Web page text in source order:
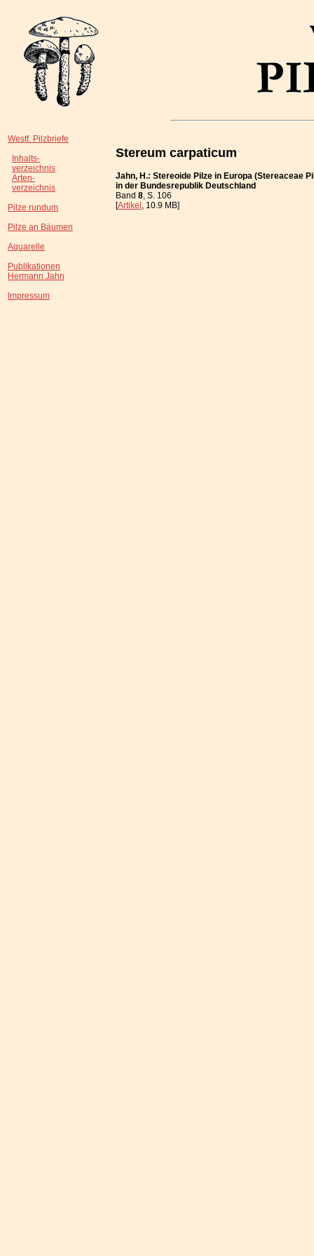
Westf. Pilzbriefe
Inhalts-
verzeichnis
Arten-
verzeichnis
Pilze rundum
Pilze an Bäumen
Aquarelle
Publikationen
Hermann Jahn
Impressum
Stereum carpaticum
Jahn, H.: Stereoide Pilze in Europa (Stereaceae
in der Bundesrepublik Deutschland
Band 8, S. 106
[Artikel, 10.9 MB]